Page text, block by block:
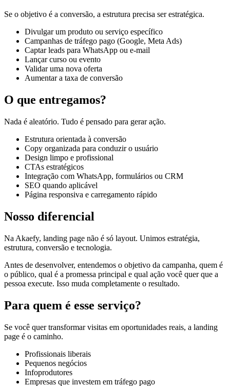
Se o objetivo é a conversão, a estrutura precisa ser estratégica.
Divulgar um produto ou serviço específico
Campanhas de tráfego pago (Google, Meta Ads)
Captar leads para WhatsApp ou e-mail
Lançar curso ou evento
Validar uma nova oferta
Aumentar a taxa de conversão
O que entregamos?
Nada é aleatório. Tudo é pensado para gerar ação.
Estrutura orientada à conversão
Copy organizada para conduzir o usuário
Design limpo e profissional
CTAs estratégicos
Integração com WhatsApp, formulários ou CRM
SEO quando aplicável
Página responsiva e carregamento rápido
Nosso diferencial
Na Akaefy, landing page não é só layout. Unimos estratégia,
estrutura, conversão e tecnologia.
Antes de desenvolver, entendemos o objetivo da campanha, quem é
o público, qual é a promessa principal e qual ação você quer que a
pessoa execute. Isso muda completamente o resultado.
Para quem é esse serviço?
Se você quer transformar visitas em oportunidades reais, a landing
page é o caminho.
Profissionais liberais
Pequenos negócios
Infoprodutores
Empresas que investem em tráfego pago